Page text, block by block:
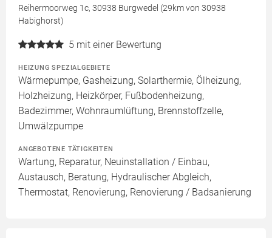
Reihermoorweg 1c, 30938 Burgwedel (29km von 30938
Habighorst)
5 mit einer Bewertung
HEIZUNG SPEZIALGEBIETE
Wärmepumpe, Gasheizung, Solarthermie, Ölheizung,
Holzheizung, Heizkörper, Fußbodenheizung,
Badezimmer, Wohnraumlüftung, Brennstoffzelle,
Umwälzpumpe
ANGEBOTENE TÄTIGKEITEN
Wartung, Reparatur, Neuinstallation / Einbau,
Austausch, Beratung, Hydraulischer Abgleich,
Thermostat, Renovierung, Renovierung / Badsanierung